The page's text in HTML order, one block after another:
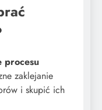
procesu
zaklejanie
i skupić ich